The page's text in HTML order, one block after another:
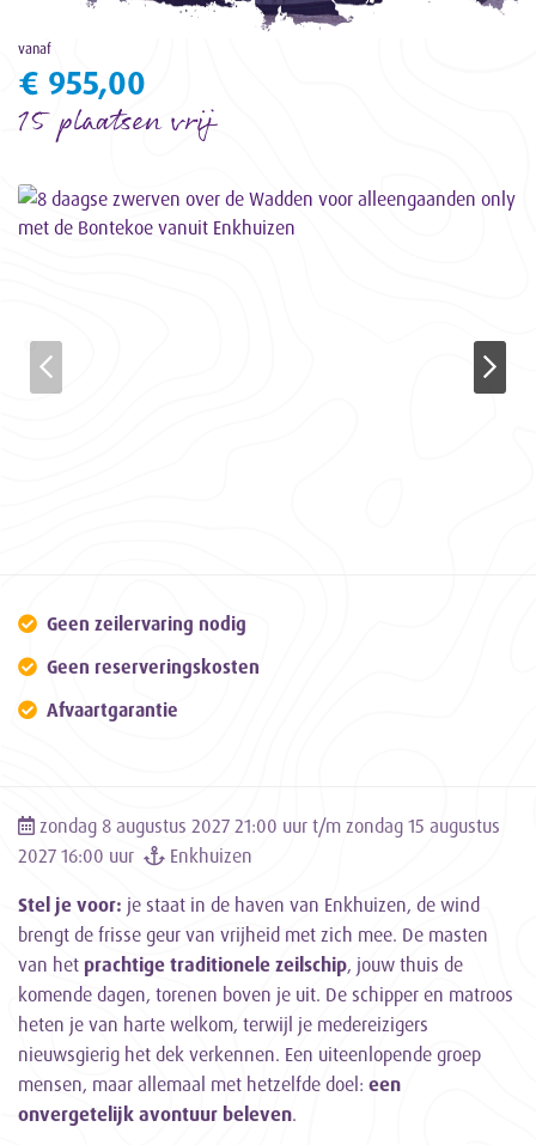
vanaf
€ 955,00
15 plaatsen vrij
Geen zeilervaring nodig
Geen reserveringskosten
Afvaartgarantie
zondag 8 augustus 2027 21:00 uur t/m zondag 15 augustus
2027 16:00 uur
Enkhuizen
Stel je voor: je staat in de haven van Enkhuizen, de wind
brengt de frisse geur van vrijheid met zich mee. De masten
van het prachtige traditionele zeilschip, jouw thuis de
komende dagen, torenen boven je uit. De schipper en matroos
heten je van harte welkom, terwijl je medereizigers
nieuwsgierig het dek verkennen. Een uiteenlopende groep
mensen, maar allemaal met hetzelfde doel: een
onvergetelijk avontuur beleven.